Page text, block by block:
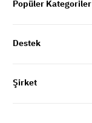
Popüler Kategoriler
Destek
Şirket